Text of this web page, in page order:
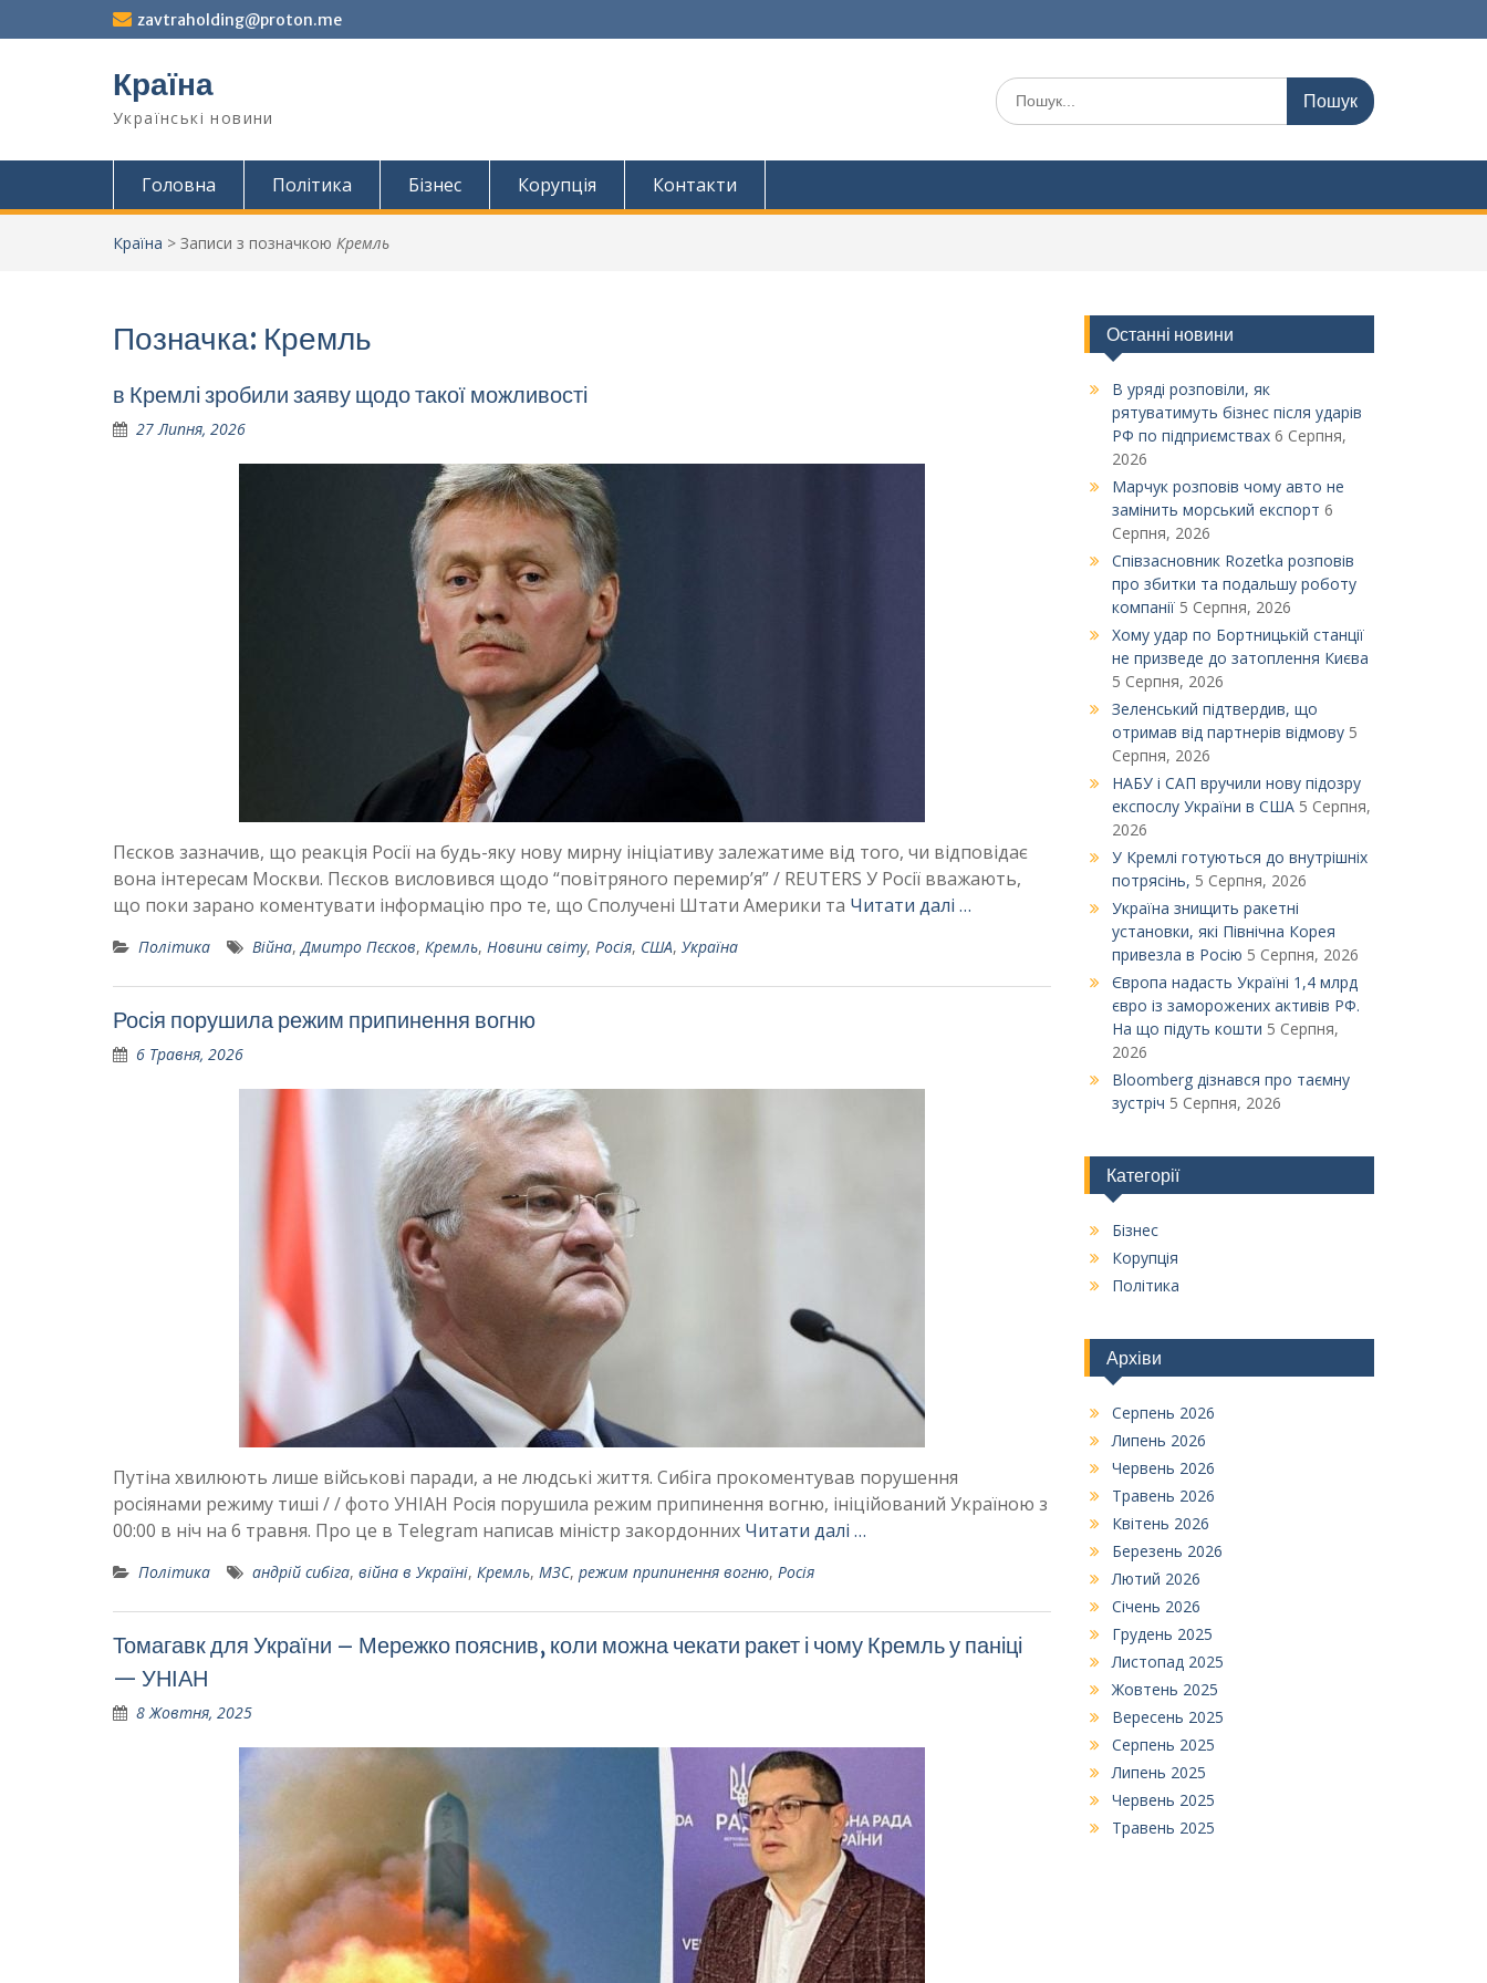
до
zavtraholding@proton.me
Країна
Українські новини
Шукати:
Головна Політика Бізнес Корупція Контакти
Країна > Записи з позначкою Кремль
Позначка: Кремль
в Кремлі зробили заяву щодо такої можливості
27 Липня, 2026
Пєсков зазначив, що реакція Росії на будь-яку нову мирну ініціативу залежатиме від того, чи відповідає
вона інтересам Москви. Пєсков висловився щодо “повітряного перемир’я” / REUTERS У Росії вважають,
що поки зарано коментувати інформацію про те, що Сполучені Штати Америки та Читати далі …
Політика Війна,Дмитро Пєсков, Кремль, Новини світу, Росія, США, Україна
Росія порушила режим припинення вогню
6 Травня, 2026
Путіна хвилюють лише військові паради, а не людські життя. Сибіга прокоментував порушення
росіянами режиму тиші / / фото УНІАН Росія порушила режим припинення вогню, ініційований Україною з
00:00 в ніч на 6 травня. Про це в Telegram написав міністр закордонних Читати далі …
Політика андрій сибіга, війна в Україні, Кремль, МЗС, режим припинення вогню, Росія
Томагавк для України – Мережко пояснив, коли можна чекати ракет і чому Кремль у паніці
— УНІАН
8 Жовтня, 2025
Останні новини
В уряді розповіли, як
рятуватимуть бізнес після ударів
РФ по підприємствах 6 Серпня,
2026
Марчук розповів чому авто не
замінить морський експорт 6
Серпня, 2026
Співзасновник Rozetka розповів
про збитки та подальшу роботу
компанії 5 Серпня, 2026
Xому удар по Бортницькій станції
не призведе до затоплення Києва
5 Серпня, 2026
Зеленський підтвердив, що
отримав від партнерів відмову 5
Серпня, 2026
НАБУ і САП вручили нову підозру
експослу України в США 5 Серпня,
2026
У Кремлі готуються до внутрішніх
потрясінь, 5 Серпня, 2026
Україна знищить ракетні
установки, які Північна Корея
привезла в Росію 5 Серпня, 2026
Європа надасть Україні 1,4 млрд
євро із заморожених активів РФ.
На що підуть кошти 5 Серпня,
2026
Bloomberg дізнався про таємну
зустріч 5 Серпня, 2026
Категорії
Бізнес
Корупція
Політика
Архіви
Серпень 2026
Липень 2026
Червень 2026
Травень 2026
Квітень 2026
Березень 2026
Лютий 2026
Січень 2026
Грудень 2025
Листопад 2025
Жовтень 2025
Вересень 2025
Серпень 2025
Липень 2025
Червень 2025
Травень 2025